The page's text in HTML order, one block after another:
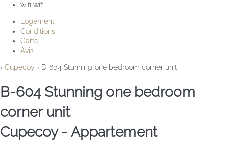
wifi wifi
Logement
Conditions
Carte
Avis
› Cupecoy › B-604 Stunning one bedroom corner unit
B-604 Stunning one bedroom
corner unit
Cupecoy - Appartement